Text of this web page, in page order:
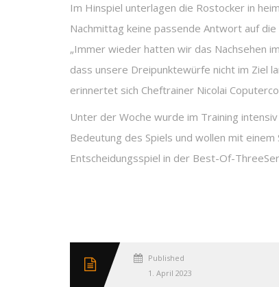
Im Hinspiel unterlagen die Rostocker in
Nachmittag keine passende Antwort auf
„Immer wieder hatten wir das Nachsehen
dass unsere Dreipunktewürfe nicht im Ziel
erinnertet sich Cheftrainer Nicolai
Unter der Woche wurde im Training
Bedeutung des Spiels und wollen mit
Entscheidungsspiel in der Best-Of-
Published
1. April 2023